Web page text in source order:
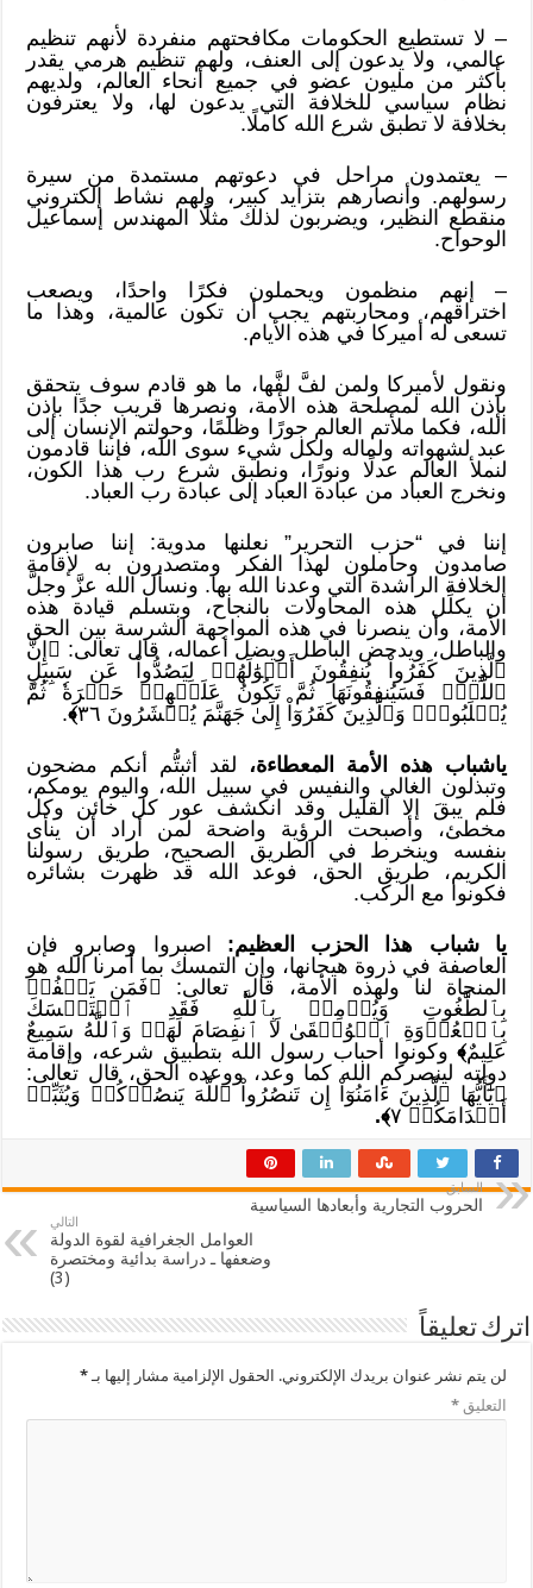
– لا تستطيع الحكومات مكافحتهم منفردة لأنهم تنظيم
عالمي، ولا يدعون إلى العنف، ولهم تنظيم هرمي يقدر
بأكثر من مليون عضو في جميع أنحاء العالم، ولديهم
نظام سياسي للخلافة التي يدعون لها، ولا يعترفون
بخلافة لا تطبق شرع الله كاملًا.
– يعتمدون مراحل في دعوتهم مستمدة من سيرة
رسولهم. وأنصارهم بتزايد كبير، ولهم نشاط إلكتروني
منقطع النظير، ويضربون لذلك مثلًا المهندس إسماعيل
الوحواح.
– إنهم منظمون ويحملون فكرًا واحدًا، ويصعب
اختراقهم، ومحاربتهم يجب أن تكون عالمية، وهذا ما
تسعى له أميركا في هذه الأيام.
ونقول لأميركا ولمن لفَّ لفَّها، ما هو قادم سوف يتحقق
بإذن الله لمصلحة هذه الأمة، ونصرها قريب جدًا بإذن
الله، فكما ملأتم العالم جورًا وظلمًا، وحولتم الإنسان إلى
عبد لشهواته ولماله ولكل شيء سوى الله، فإننا قادمون
لنملأ العالم عدلًا ونورًا، ونطبق شرع رب هذا الكون،
ونخرج العباد من عبادة العباد إلى عبادة رب العباد.
إننا في “حزب التحرير” نعلنها مدوية: إننا صابرون
صامدون وحاملون لهذا الفكر ومتصدرون به لإقامة
الخلافة الراشدة التي وعدنا الله بها. ونسأل الله عزَّ وجلَّ
أن يكلِّل هذه المحاولات بالنجاح، وبتسلم قيادة هذه
الأمة، وأن ينصرنا في هذه المواجهة الشرسة بين الحق
والباطل، ويدحض الباطل ويضل أعماله، قال تعالى: ﴿إِنَّ
ٱلَّذِينَ كَفَرُواْ يُنفِقُونَ أَمۡوَٰلَهُمۡ لِيَصُدُّواْ عَن سَبِيلِ
ٱللَّهِۚ فَسَيُنفِقُونَهَا ثُمَّ تَكُونُ عَلَيۡهِمۡ حَسۡرَةٗ ثُمَّ
يُغۡلَبُونَۗ وَٱلَّذِينَ كَفَرُوٓاْ إِلَىٰ جَهَنَّمَ يُحۡشَرُونَ ٣٦
﴾.
ياشباب هذه الأمة المعطاءة،
لقد أثبتُّم أنكم مضحون
وتبذلون الغالي والنفيس في سبيل الله، واليوم يومكم،
فلم يبقَ إلا القليل وقد انكشف عور كل خائن وكل
مخطئ، وأصبحت الرؤية واضحة لمن أراد أن ينأى
بنفسه وينخرط في الطريق الصحيح، طريق رسولنا
الكريم، طريق الحق، فوعد الله قد ظهرت بشائره
فكونوا مع الركب.
يا شباب هذا الحزب العظيم: اصبروا وصابرو فإن
العاصفة في ذروة هيجانها، وإن التمسك بما أمرنا الله هو
المنجاة لنا ولهذه الأمة، قال تعالى: ﴿فَمَن يَكۡفُرۡ
بِٱلطَّٰغُوتِ وَيُؤۡمِنۢ بِٱللَّهِ فَقَدِ ٱسۡتَمۡسَكَ
بِٱلۡعُرۡوَةِ ٱلۡوُثۡقَىٰ لَا ٱنفِصَامَ لَهَاۗ وَٱللَّهُ سَمِيعٌ
عَلِيمٌ﴾ وكونوا أحباب رسول الله بتطبيق شرعه، وإقامة
دولته لينصركم الله كما وعد، ووعده الحق، قال تعالى:
﴿يَٰٓأَيُّهَا ٱلَّذِينَ ءَامَنُوٓاْ إِن تَنصُرُواْ ٱللَّهَ يَنصُرۡكُمۡ وَيُثَبِّتۡ
أَقۡدَامَكُمۡ ٧ ﴾.
السابق
الحروب التجارية وأبعادها السياسية
التالي
العوامل الجغرافية لقوة الدولة
وضعفها ـ دراسة بدائية ومختصرة
(3)
اترك تعليقاً
لن يتم نشر عنوان بريدك الإلكتروني. الحقول الإلزامية مشار إليها بـ*
التعليق*